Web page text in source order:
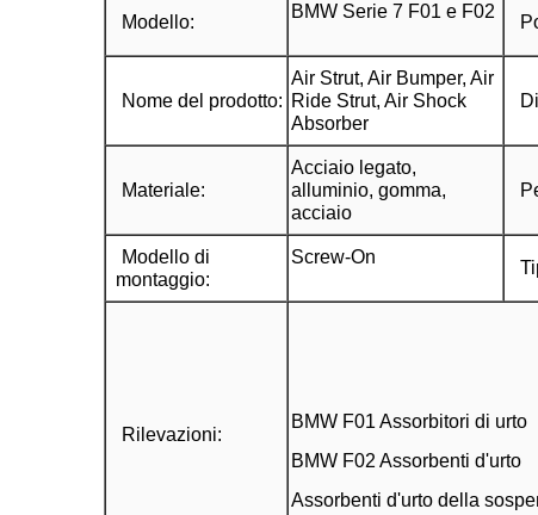
Modello:
BMW Serie 7 F01 e F02
Nome del prodotto:
Air Strut, Air Bumper, Air
Ride Strut, Air Shock
Absorber
Materiale:
Acciaio legato,
alluminio, gomma,
acciaio
Modello di
montaggio:
Screw-On
Rilevazioni:
BMW F01 Assorbitori di urto
BMW F02 Assorbenti d'urto
Assorbenti d'urto della